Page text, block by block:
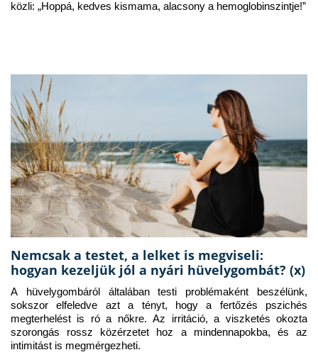
közli: „Hoppá, kedves kismama, alacsony a hemoglobinszintje!”
Nemcsak a testet, a lelket is megviseli:
hogyan kezeljük jól a nyári hüvelygombát? (x)
A hüvelygombáról általában testi problémaként beszélünk,
sokszor elfeledve azt a tényt, hogy a fertőzés pszichés
megterhelést is ró a nőkre. Az irritáció, a viszketés okozta
szorongás rossz közérzetet hoz a mindennapokba, és az
intimitást is megmérgezheti.